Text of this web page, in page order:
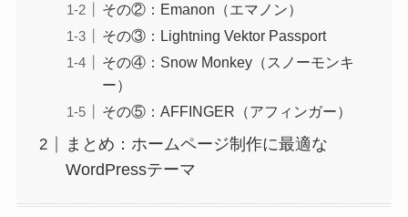
その②：Emanon（エマノン）
その③：Lightning Vektor Passport
その④：Snow Monkey（スノーモンキ
ー）
その⑤：AFFINGER（アフィンガー）
まとめ：ホームページ制作に最適な
WordPressテーマ